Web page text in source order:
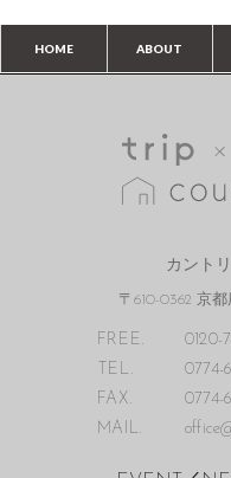
HOME ABOUT
カント
〒610-0362 京
FREE.
0120-
TEL.
0774-
FAX.
0774-
MAIL.